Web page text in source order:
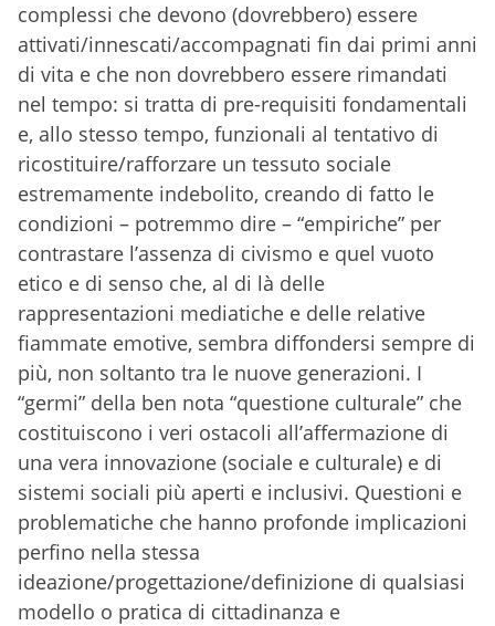
complessi che devono (dovrebbero) essere
attivati/innescati/accompagnati fin dai primi anni
di vita e che non dovrebbero essere rimandati
nel tempo: si tratta di pre-requisiti fondamentali
e, allo stesso tempo, funzionali al tentativo di
ricostituire/rafforzare un tessuto sociale
estremamente indebolito, creando di fatto le
condizioni – potremmo dire – “empiriche” per
contrastare l’assenza di civismo e quel vuoto
etico e di senso che, al di là delle
rappresentazioni mediatiche e delle relative
fiammate emotive, sembra diffondersi sempre di
più, non soltanto tra le nuove generazioni. I
“germi” della ben nota “questione culturale” che
costituiscono i veri ostacoli all’affermazione di
una vera innovazione (sociale e culturale) e di
sistemi sociali più aperti e inclusivi. Questioni e
problematiche che hanno profonde implicazioni
perfino nella stessa
ideazione/progettazione/definizione di qualsiasi
modello o pratica di cittadinanza e